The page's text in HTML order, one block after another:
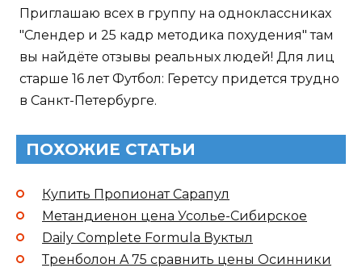
Приглашаю всех в группу на одноклассниках
"Слендер и 25 кадр методика похудения" там
вы найдёте отзывы реальных людей! Для лиц
старше 16 лет Футбол: Геретсу придется трудно
в Санкт-Петербурге.
ПОХОЖИЕ СТАТЬИ
Купить Пропионат Сарапул
Метандиенон цена Усолье-Сибирское
Daily Complete Formula Вуктыл
Тренболон A 75 сравнить цены Осинники